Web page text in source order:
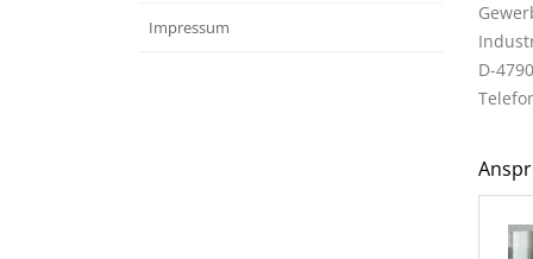
Impressum
D-